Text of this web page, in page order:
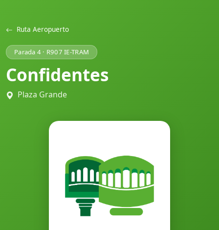
Ruta Aeropuerto
Parada 4 · R907 IE-TRAM
Confidentes
Plaza Grande